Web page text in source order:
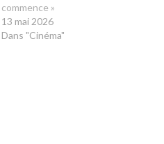
commence »
13 mai 2026
Dans "Cinéma"